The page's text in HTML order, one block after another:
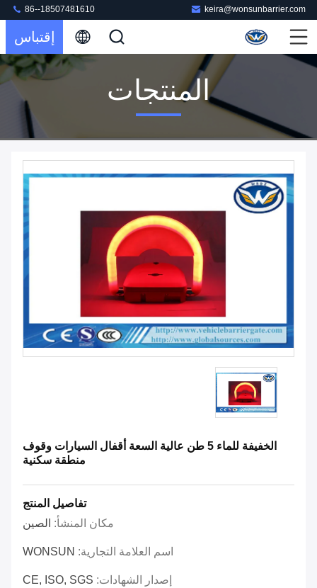
keira@wonsunbarrier.com
86--18507481610
إقتباس
المنتجات
الخفيفة للماء 5 طن عالية السعة أقفال السيارات وقوف
منطقة سكنية
تفاصيل المنتج
مكان المنشأ: الصين
اسم العلامة التجارية: WONSUN
إصدار الشهادات: CE, ISO, SGS